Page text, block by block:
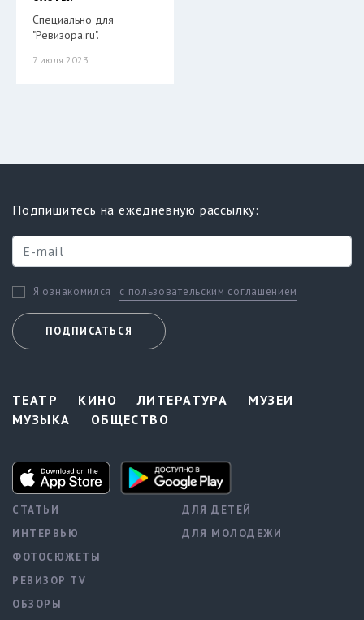
Специально для
"Ревизора.ru".
7 июля 2023
Подпишитесь на ежедневную рассылку:
Я ознакомился с пользовательским соглашением
ПОДПИСАТЬСЯ
ТЕАТР КИНО ЛИТЕРАТУРА
МУЗЕИ
МУЗЫКА
ОБЩЕСТВО
СТАТЬИ
ИНТЕРВЬЮ
ФОТОСЮЖЕТЫ
РЕВИЗОР TV
ОБЗОРЫ
ДЛЯ ДЕТЕЙ
ДЛЯ МОЛОДЕЖИ